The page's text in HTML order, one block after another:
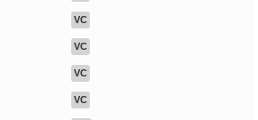
VC
VC
VC
VC